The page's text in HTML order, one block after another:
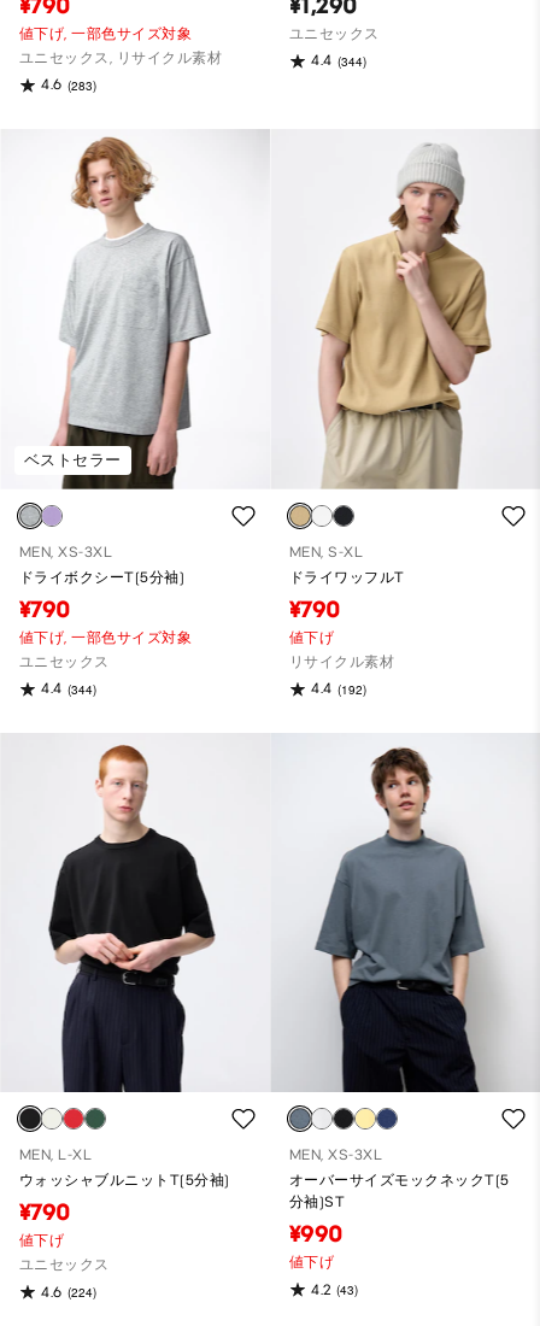
¥790
値下げ,一部色サイズ対象
ユニセックス, リサイクル素材
4.6 (283)
¥1,290
ユニセックス
4.4 (344)
ベストセラー
MEN, XS-3XL
ドライボクシーT(5分袖)
¥790
値下げ,一部色サイズ対象
ユニセックス
4.4 (344)
MEN, S-XL
ドライワッフルT
¥790
値下げ
リサイクル素材
4.4 (192)
MEN, L-XL
ウォッシャブルニットT(5分袖)
¥790
値下げ
ユニセックス
4.6 (224)
MEN, XS-3XL
オーバーサイズモックネックT(5
分袖)ST
¥990
値下げ
4.2 (43)